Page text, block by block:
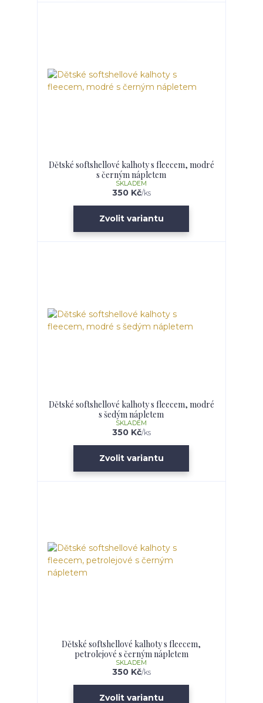
Dětské softshellové kalhoty s fleecem, modré
s černým nápletem
350 Kč/ks
SKLADEM
Zvolit variantu
Dětské softshellové kalhoty s fleecem, modré
s šedým nápletem
350 Kč/ks
SKLADEM
Zvolit variantu
Dětské softshellové kalhoty s fleecem,
petrolejové s černým nápletem
350 Kč/ks
SKLADEM
Zvolit variantu